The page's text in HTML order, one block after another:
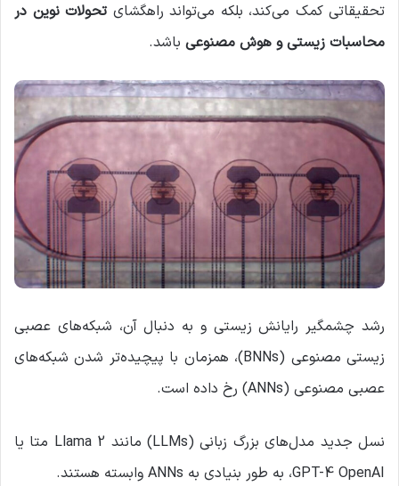
تحقیقاتی کمک می‌کند، بلکه می‌تواند راهگشایتحولات نوین در
محاسبات زیستی و هوش مصنوعی باشد.
رشد چشمگیر رایانش زیستی و به دنبال آن، شبکه‌های عصبی
زیستی مصنوعی (BNNs)، همزمان با پیچیده‌تر شدن شبکه‌های
عصبی مصنوعی (ANNs) رخ داده است.
نسل جدید مدل‌های بزرگ زبانی (LLMs) مانند Llama 2 متا یا
GPT-4 OpenAI، به طور بنیادی به ANNs وابسته هستند.